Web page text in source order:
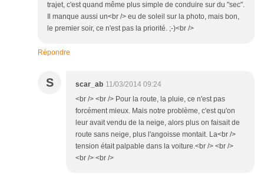
trajet, c'est quand même plus simple de conduire sur du "sec".
Il manque aussi un<br /> eu de soleil sur la photo, mais bon,
le premier soir, ce n'est pas la priorité. ;-)<br />
Répondre
S scar_ab 11/03/2014 09:24
<br /> <br /> Pour la route, la pluie, ce n'est pas
forcément mieux. Mais notre problème, c'est qu'on
leur avait vendu de la neige, alors plus on faisait de
route sans neige, plus l'angoisse montait. La<br />
tension était palpable dans la voiture.<br /> <br />
<br /> <br />